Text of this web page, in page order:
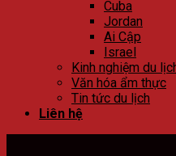
Cuba
Jordan
Ai Cập
Israel
Kinh nghiệm du
Văn hóa ẩm thực
Tin tức du lịch
Liên hệ